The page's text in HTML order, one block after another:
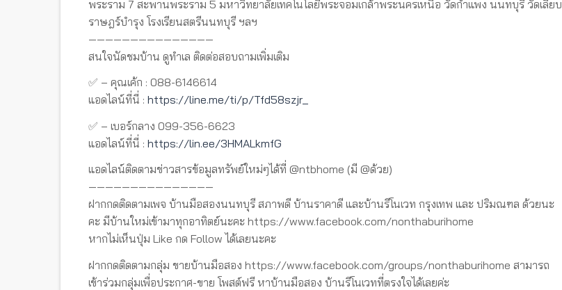
พระราม 7 สะพานพระราม 5 มหาวิทยาลัยเทคโนโลยีพระจอมเกล้าพระนครเหนือ วัดกําแพง นนทบุรี วัดเลียบ
ราษฎร์บำรุง โรงเรียนสตรีนนทบุรี ฯลฯ
———————————————
สนใจนัดชมบ้าน ดูทำเล ติดต่อสอบถามเพิ่มเติม
✅ – คุณเค้ก : 088-6146614
แอดไลน์ที่นี่ : https://line.me/ti/p/Tfd58szjr_
✅ – เบอร์กลาง 099-356-6623
แอดไลน์ที่นี่ : https://lin.ee/3HMALkmfG
แอดไลน์ติดตามข่าวสารข้อมูลทรัพย์ใหม่ๆได้ที่ @ntbhome (มี @ด้วย)
———————————————
ฝากกดติดตามเพจ บ้านมือสองนนทบุรี สภาพดี บ้านราคาดี และบ้านรีโนเวท กรุงเทพ และ ปริมณฑล ด้วยนะ
คะ มีบ้านใหม่เข้ามาทุกอาทิตย์นะคะ https://www.facebook.com/nonthaburihome
หากไม่เห็นปุ่ม Like กด Follow ได้เลยนะคะ
ฝากกดติดตามกลุ่ม ขายบ้านมือสอง https://www.facebook.com/groups/nonthaburihome สามารถ
เข้าร่วมกลุ่มเพื่อประกาศ-ขาย โพสต์ฟรี หาบ้านมือสอง บ้านรีโนเวทที่ตรงใจได้เลยค่ะ